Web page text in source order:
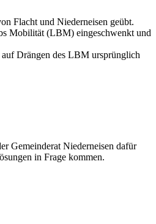
Flacht und Niederneisen geübt.
Mobilität (LBM) eingeschwenkt und
auf Drängen des LBM ursprünglich
Gemeinderat Niederneisen dafür
in Frage kommen.